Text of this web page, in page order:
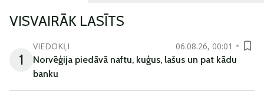
VISVAIRĀK LASĪTS
1
VIEDOKĻI
06.08.26, 00:01
Norvēģija piedāvā naftu, kuģus, lašus un pat kādu
banku